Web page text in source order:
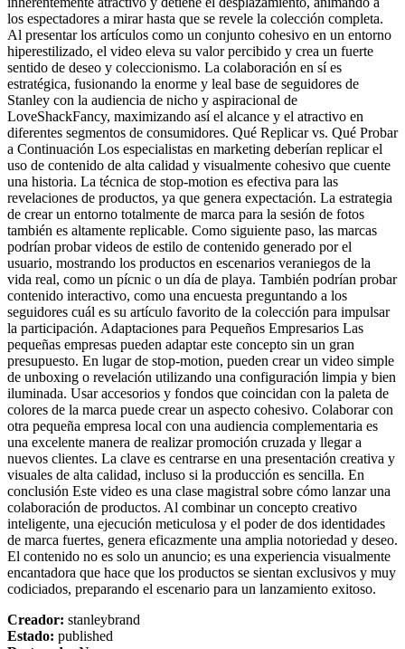
los espectadores a mirar hasta que se revele la colección completa.
Al presentar los artículos como un conjunto cohesivo en un entorno
hiperestilizado, el video eleva su valor percibido y crea un fuerte
sentido de deseo y coleccionismo. La colaboración en sí es
estratégica, fusionando la enorme y leal base de seguidores de
Stanley con la audiencia de nicho y aspiracional de
LoveShackFancy, maximizando así el alcance y el atractivo en
diferentes segmentos de consumidores. Qué Replicar vs. Qué Probar
a Continuación Los especialistas en marketing deberían replicar el
uso de contenido de alta calidad y visualmente cohesivo que cuente
una historia. La técnica de stop-motion es efectiva para las
revelaciones de productos, ya que genera expectación. La estrategia
de crear un entorno totalmente de marca para la sesión de fotos
también es altamente replicable. Como siguiente paso, las marcas
podrían probar videos de estilo de contenido generado por el
usuario, mostrando los productos en escenarios veraniegos de la
vida real, como un pícnic o un día de playa. También podrían probar
contenido interactivo, como una encuesta preguntando a los
seguidores cuál es su artículo favorito de la colección para impulsar
la participación. Adaptaciones para Pequeños Empresarios Las
pequeñas empresas pueden adaptar este concepto sin un gran
presupuesto. En lugar de stop-motion, pueden crear un video simple
de unboxing o revelación utilizando una configuración limpia y bien
iluminada. Usar accesorios y fondos que coincidan con la paleta de
colores de la marca puede crear un aspecto cohesivo. Colaborar con
otra pequeña empresa local con una audiencia complementaria es
una excelente manera de realizar promoción cruzada y llegar a
nuevos clientes. La clave es centrarse en una presentación creativa y
visuales de alta calidad, incluso si la producción es sencilla. En
conclusión Este video es una clase magistral sobre cómo lanzar una
colaboración de productos. Al combinar un concepto creativo
inteligente, una ejecución meticulosa y el poder de dos identidades
de marca fuertes, genera eficazmente una amplia notoriedad y deseo.
El contenido no es solo un anuncio; es una experiencia visualmente
encantadora que hace que los productos se sientan exclusivos y muy
codiciados, preparando el escenario para un lanzamiento exitoso.
Creador: stanleybrand
Estado: published